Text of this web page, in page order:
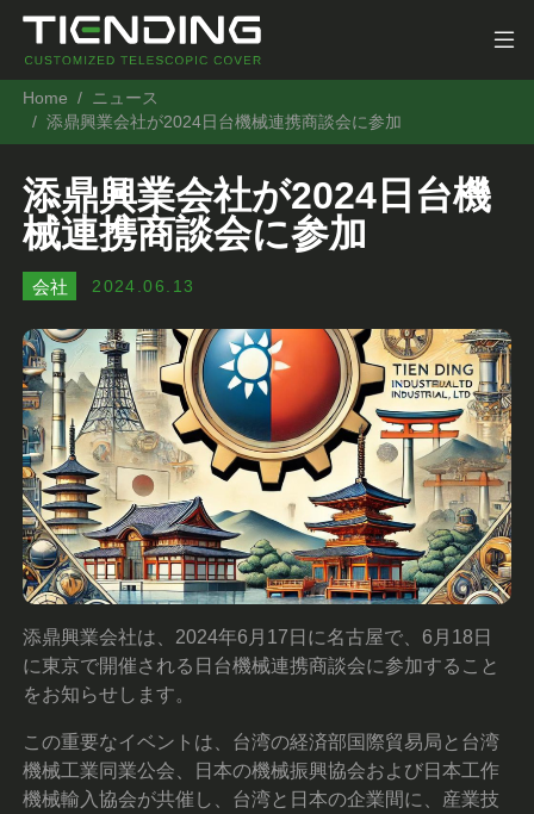
Home
ニュース
添鼎興業会社が2024日台機械連携商談会に参加
添鼎興業会社が2024日台機
械連携商談会に参加
2024.06.13
会社
添鼎興業会社は、2024年6月17日に名古屋で、6月18日
に東京で開催される日台機械連携商談会に参加すること
をお知らせします。
この重要なイベントは、台湾の経済部国際貿易局と台湾
機械工業同業公会、日本の機械振興協会および日本工作
機械輸入協会が共催し、台湾と日本の企業間に、産業技